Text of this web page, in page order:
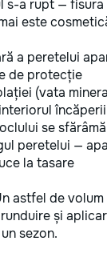
s-a rupt — fisura
este
a peretelui
de protecție
(vata
se
peretelui —
la tasare
astfel de volum
și
sezon.